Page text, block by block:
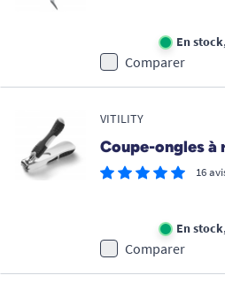
En stock
Comparer
VITILITY
Coupe-ongles à
16
En stock
Comparer